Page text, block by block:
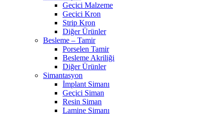
Geçici Malzeme
Geçici Kron
Strip Kron
Diğer Ürünler
Besleme – Tamir
Porselen Tamir
Besleme Akriliği
Diğer Ürünler
Simantasyon
İmplant Simanı
Geçici Siman
Resin Siman
Lamine Simanı